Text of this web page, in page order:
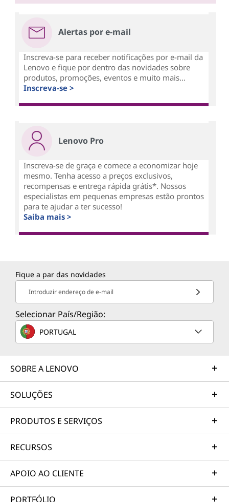
Alertas por e-mail
Inscreva-se para receber notificações por e-mail da
Lenovo e fique por dentro das novidades sobre
produtos, promoções, eventos e muito mais...
Inscreva-se >
Lenovo Pro
Inscreva-se de graça e comece a economizar hoje
mesmo. Tenha acesso a preços exclusivos,
recompensas e entrega rápida grátis*. Nossos
especialistas em pequenas empresas estão prontos
para te ajudar a ter sucesso!
Saiba mais >
Fique a par das novidades
Introduzir endereço de e-mail
Selecionar País/Região:
PORTUGAL
SOBRE A LENOVO
SOLUÇÕES
PRODUTOS E SERVIÇOS
RECURSOS
APOIO AO CLIENTE
PORTFÓLIO